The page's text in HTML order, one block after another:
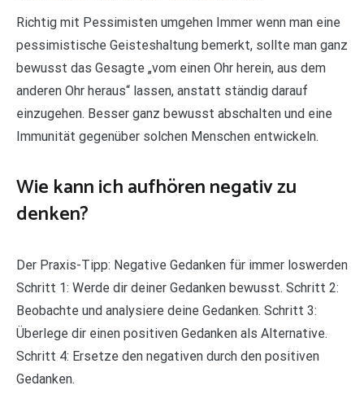
Richtig mit Pessimisten umgehen Immer wenn man eine
pessimistische Geisteshaltung bemerkt, sollte man ganz
bewusst das Gesagte „vom einen Ohr herein, aus dem
anderen Ohr heraus“ lassen, anstatt ständig darauf
einzugehen. Besser ganz bewusst abschalten und eine
Immunität gegenüber solchen Menschen entwickeln.
Wie kann ich aufhören negativ zu
denken?
Der Praxis-Tipp: Negative Gedanken für immer loswerden
Schritt 1: Werde dir deiner Gedanken bewusst. Schritt 2:
Beobachte und analysiere deine Gedanken. Schritt 3:
Überlege dir einen positiven Gedanken als Alternative.
Schritt 4: Ersetze den negativen durch den positiven
Gedanken.